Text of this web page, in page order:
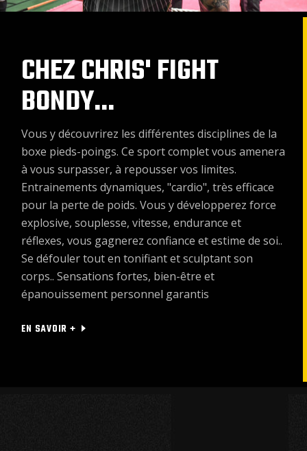
CHEZ CHRIS' FIGHT
BONDY...
Vous y découvrirez les différentes disciplines de la
boxe pieds-poings. Ce sport complet vous amenera
à vous surpasser, à repousser vos limites.
Entrainements dynamiques, "cardio", très efficace
pour la perte de poids. Vous y développerez force
explosive, souplesse, vitesse, endurance et
réflexes, vous gagnerez confiance et estime de soi..
Se défouler tout en tonifiant et sculptant son
corps.. Sensations fortes, bien-être et
épanouissement personnel garantis
EN SAVOIR +